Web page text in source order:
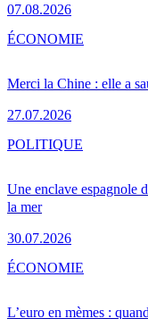
07.08.2026
Merci la Chine : elle a
27.07.2026
ÉCONOMIE
Une enclave espagnole
la mer
30.07.2026
POLITIQUE
L’euro en mèmes :
ÉCONOMIE